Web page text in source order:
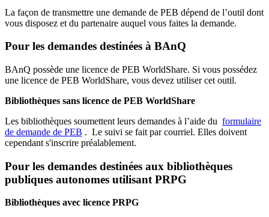
La façon de transmettre une demande de PEB dépend de l’outil dont
vous disposez et du partenaire auquel vous faites la demande.
Pour les demandes destinées à BAnQ
BAnQ possède une licence de PEB WorldShare. Si vous possédez
une licence de PEB WorldShare, vous devez utiliser cet outil.
Bibliothèques sans licence de PEB WorldShare
Les bibliothèques soumettent leurs demandes à l’aide du formulaire
de demande de PEB . Le suivi se fait par courriel. Elles doivent
cependant s'inscrire préalablement.
Pour les demandes destinées aux bibliothèques
publiques autonomes utilisant PRPG
Bibliothèques avec licence PRPG